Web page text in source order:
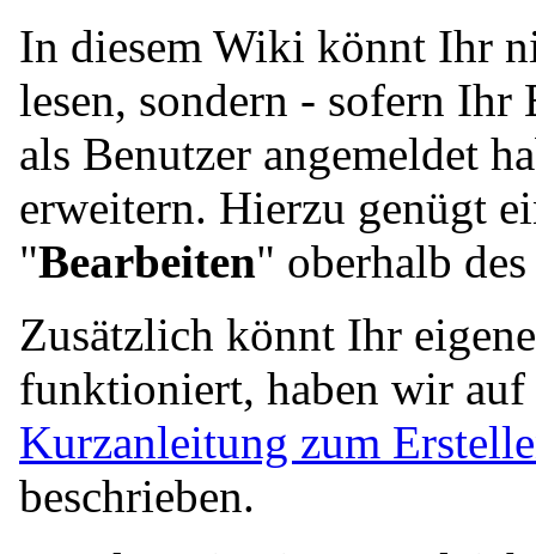
In diesem Wiki könnt Ihr
lesen, sondern - sofern
als Benutzer angemeldet
erweitern. Hierzu genügt
"Bearbeiten" oberhalb
Zusätzlich könnt Ihr
funktioniert, haben wir auf
Kurzanleitung zum
beschrieben.